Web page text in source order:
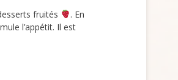
fruités
. En
l’appétit. Il est